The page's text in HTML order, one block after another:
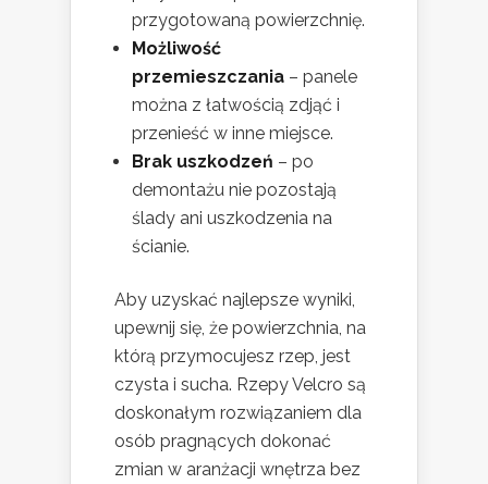
przygotowaną powierzchnię.
Możliwość
przemieszczania – panele
można z łatwością zdjąć i
przenieść w inne miejsce.
Brak uszkodzeń – po
demontażu nie pozostają
ślady ani uszkodzenia na
ścianie.
Aby uzyskać najlepsze wyniki,
upewnij się, że powierzchnia, na
którą przymocujesz rzep, jest
czysta i sucha. Rzepy Velcro są
doskonałym rozwiązaniem dla
osób pragnących dokonać
zmian w aranżacji wnętrza bez